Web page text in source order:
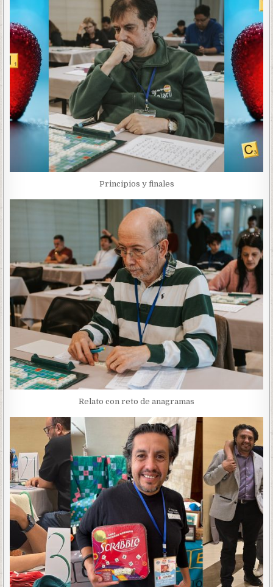
Principios y finales
Relato con reto de anagramas